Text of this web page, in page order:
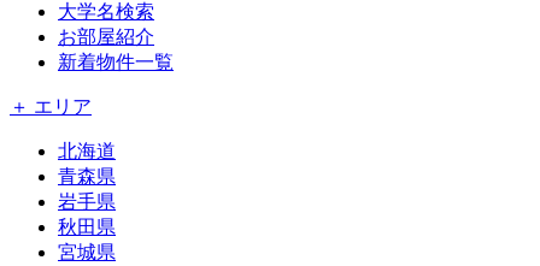
大学名検索
お部屋紹介
新着物件一覧
＋ エリア
北海道
青森県
岩手県
秋田県
宮城県